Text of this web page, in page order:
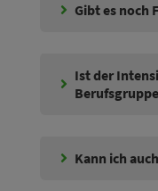
Gibt es noch
Ist der
Kann ich